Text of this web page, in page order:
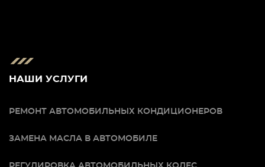
НАШИ УСЛУГИ
РЕМОНТ АВТОМОБИЛЬНЫХ КОНДИЦИОНЕРОВ
ЗАМЕНА МАСЛА В АВТОМОБИЛЕ